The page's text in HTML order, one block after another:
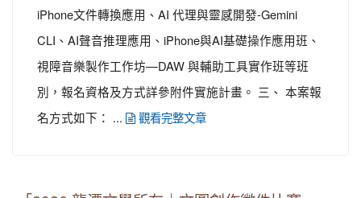
iPhone文件轉換應用、AI 代理與靈感開發-Gemini
CLI、AI聲音推理應用、iPhone與AI基礎操作應用班、
視障音樂製作工作坊—DAW 與輔助工具實作班等班
別，報名資格及方式詳參附件實施計畫。 三、 本案報
名方式如下： ...
觀看完整文章